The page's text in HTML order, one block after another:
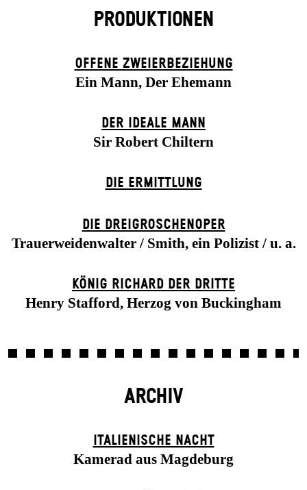
PRODUKTIONEN
OFFENE ZWEIER­BEZIEHUNG
Ein Mann, Der Ehemann
DER IDEALE MANN
Sir Robert Chiltern
DIE ERMITTLUNG
DIE DREI­GROSCHEN­OPER
Trauerweidenwalter / Smith, ein Polizist / u. a.
KÖNIG RICHARD DER DRITTE
Henry Stafford, Herzog von Buckingham
ARCHIV
ITALIENISCHE NACHT
Kamerad aus Magdeburg